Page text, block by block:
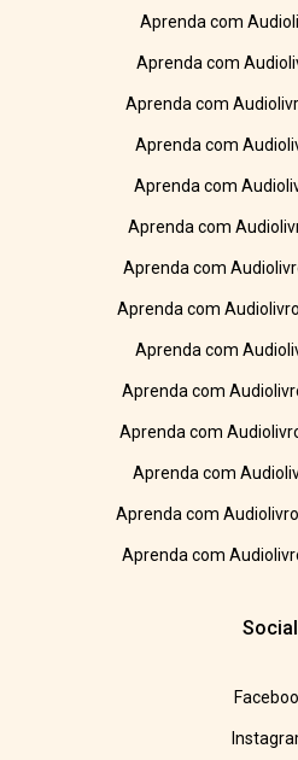
Aprenda com
Aprenda com
Aprenda com
Aprenda com
Aprenda com
Aprenda com
Aprenda com
Aprenda com
Aprenda com
Aprenda com
Aprenda com
Aprenda com
Aprenda com
Aprenda com
Social